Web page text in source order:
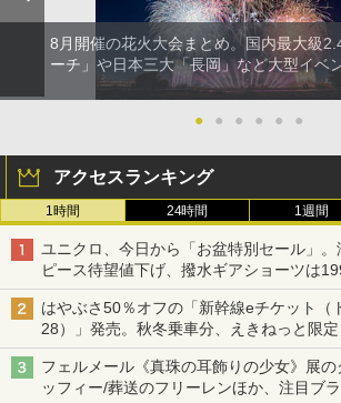
8月開催の花火大会まとめ。国内最大級
ーチ」や日本三大「長岡」など大型イベ
● ● ● ● ● ●
アクセスランキング
1時間 24時間 1週間
ユニクロ、今日から「お盆特別セール」
ピース待望値下げ、撥水ギアショーツは
はやぶさ50％オフの「新幹線eチケット（
28）」発売。秋冬乗車分、えきねっと限定
フェルメール《真珠の耳飾りの少女》展の
ッフィー/葬送のフリーレンほか、注目ブ